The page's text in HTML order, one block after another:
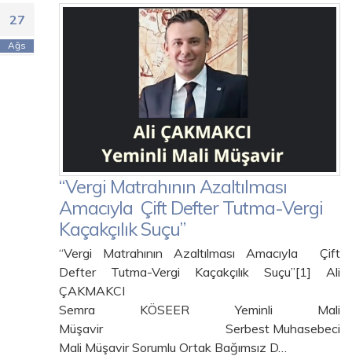
27
Ağs
“Vergi Matrahının Azaltılması
Amacıyla Çift Defter Tutma-Vergi
Kaçakçılık Suçu”
“Vergi Matrahının Azaltılması Amacıyla Çift
Defter Tutma-Vergi Kaçakçılık Suçu”[1] Ali
ÇAKMAKCI
Semra KÖSEER Yeminli Mali
Müşavir Serbest Muhasebeci
Mali Müşavir Sorumlu Ortak Bağımsız D…